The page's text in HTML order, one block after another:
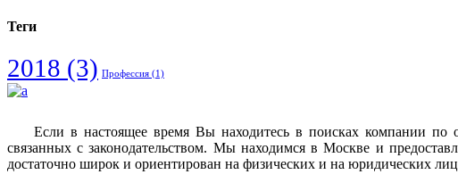
Теги
2018 (3) Профессия (1)
Если в настоящее время Вы находитесь в поисках компании
связанных с законодательством. Мы находимся в Москве и
достаточно широк и ориентирован на физических и на юридических